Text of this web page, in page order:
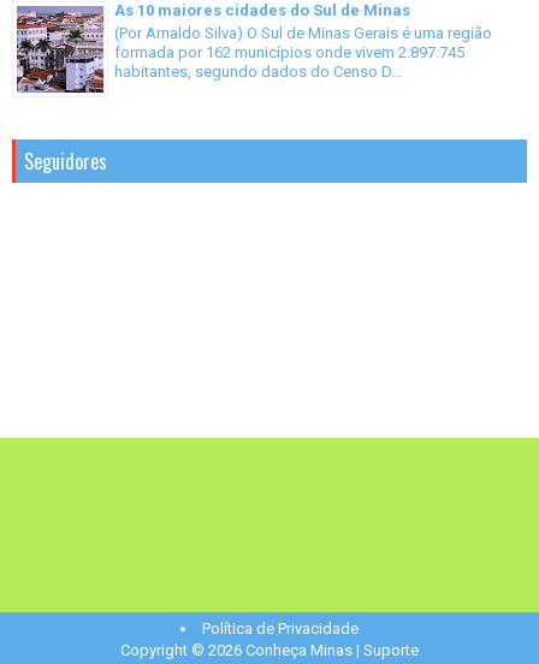
As 10 maiores cidades do Sul de Minas
(Por Arnaldo Silva) O Sul de Minas Gerais é uma região
formada por 162 municípios onde vivem 2.897.745
habitantes, segundo dados do Censo D...
Seguidores
Política de Privacidade
Copyright © 2026 Conheça Minas | Suporte